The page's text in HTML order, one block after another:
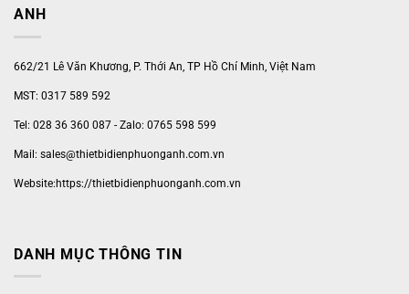
ANH
662/21 Lê Văn Khương, P. Thới An, TP Hồ Chí Minh, Việt Nam
MST: 0317 589 592
Tel: 028 36 360 087 - Zalo: 0765 598 599
Mail: sales@thietbidienphuonganh.com.vn
Website:https://thietbidienphuonganh.com.vn
DANH MỤC THÔNG TIN